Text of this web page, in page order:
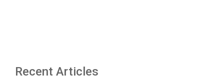
Recent Articles